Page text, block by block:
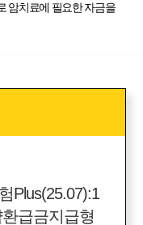
암치료에 필요한 자금을
Plus(25.07):1
급금지급형